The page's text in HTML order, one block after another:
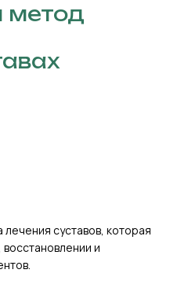
метод
суставов, которая
и